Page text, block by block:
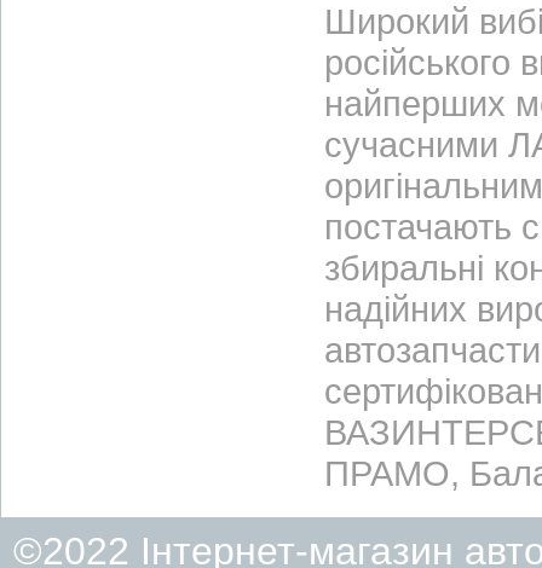
Широкий
найперших
сучасними
постачають
збиральні
надійних
ПРАМО,
©2022 Інтернет-магазин